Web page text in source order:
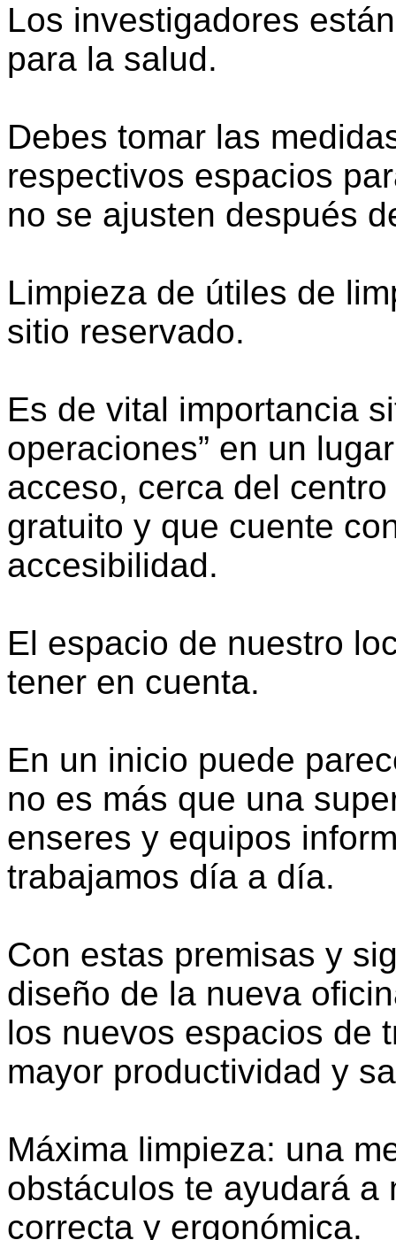
Los investigadores
para la salud.
Debes tomar las
respectivos espacios
no se ajusten después
Limpieza de útiles de
sitio reservado.
Es de vital importancia
operaciones” en un
acceso, cerca del
gratuito y que cuente
accesibilidad.
El espacio de nuestro
tener en cuenta.
En un inicio puede
no es más que una
enseres y equipos
trabajamos día a día.
Con estas premisas y
diseño de la nueva
los nuevos espacios de
mayor productividad y
Máxima limpieza: una
obstáculos te ayudará a
correcta y ergonómica.